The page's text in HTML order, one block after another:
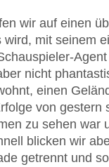
wir auf einen
mit seinem
nicht
einen
von gestern
zu sehen war
blicken wir
getrennt und